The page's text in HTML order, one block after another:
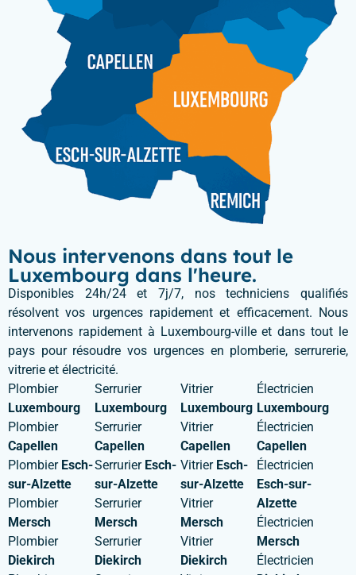
Nous intervenons dans tout le
Luxembourg dans l'heure.
Disponibles 24h/24 et 7j/7, nos techniciens qualifiés
résolvent vos urgences rapidement et efficacement. Nous
intervenons rapidement à Luxembourg-ville et dans tout le
pays pour résoudre vos urgences en plomberie, serrurerie,
vitrerie et électricité.
Plombier
Luxembourg
Plombier
Capellen
Plombier Esch-
sur-Alzette
Plombier
Mersch
Plombier
Diekirch
Serrurier
Luxembourg
Serrurier
Capellen
Serrurier Esch-
sur-Alzette
Serrurier
Mersch
Serrurier
Diekirch
Vitrier
Luxembourg
Vitrier
Capellen
Vitrier Esch-
sur-Alzette
Vitrier
Mersch
Vitrier
Diekirch
Électricien
Luxembourg
Électricien
Capellen
Électricien
Esch-sur-
Alzette
Électricien
Mersch
Électricien